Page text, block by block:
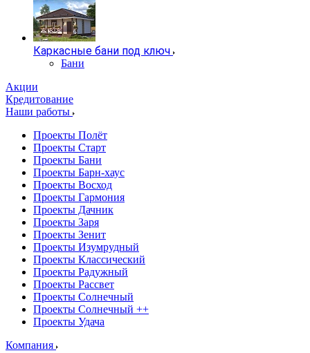
Каркасные бани под ключ
Бани
Акции
Кредитование
Наши работы
Проекты Полёт
Проекты Старт
Проекты Бани
Проекты Барн-хаус
Проекты Восход
Проекты Гармония
Проекты Дачник
Проекты Заря
Проекты Зенит
Проекты Изумрудный
Проекты Классический
Проекты Радужный
Проекты Рассвет
Проекты Солнечный
Проекты Солнечный ++
Проекты Удача
Компания